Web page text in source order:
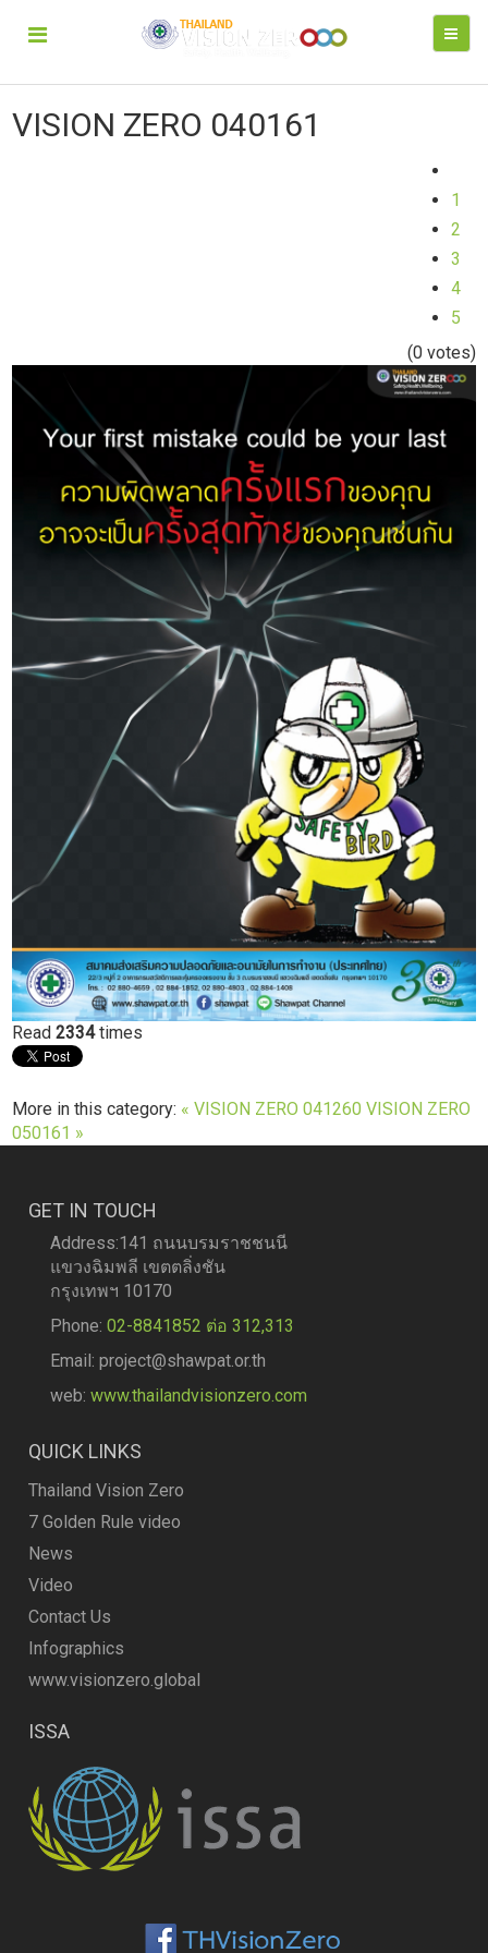
VISION ZERO 040161
1
2
3
4
5
(0 votes)
Read2334times
More in this category: « VISION ZERO 041260 VISION ZERO
050161 »
GET IN TOUCH
Address:141 ถนนบรมราชชนนี
แขวงฉิมพลี เขตตลิ่งชัน
กรุงเทพฯ 10170
Phone:02-8841852 ต่อ 312,313
Email: project@shawpat.or.th
web:www.thailandvisionzero.com
QUICK LINKS
Thailand Vision Zero
7 Golden Rule video
News
Video
Contact Us
Infographics
www.visionzero.global
ISSA